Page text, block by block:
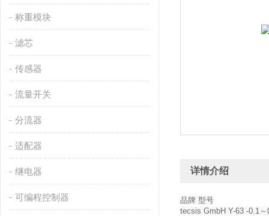
称重模块
滤芯
传感器
流量开关
分流器
适配器
继电器
可编程控制器
详情介绍
品牌 型号
tecsis GmbH Y-63 -0.1